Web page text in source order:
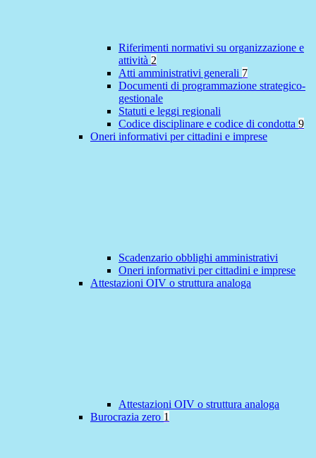
Riferimenti normativi su organizzazione e
attività 2
Atti amministrativi generali 7
Documenti di programmazione strategico-
gestionale
Statuti e leggi regionali
Codice disciplinare e codice di condotta 9
Oneri informativi per cittadini e imprese
Scadenzario obblighi amministrativi
Oneri informativi per cittadini e imprese
Attestazioni OIV o struttura analoga
Attestazioni OIV o struttura analoga
Burocrazia zero 1